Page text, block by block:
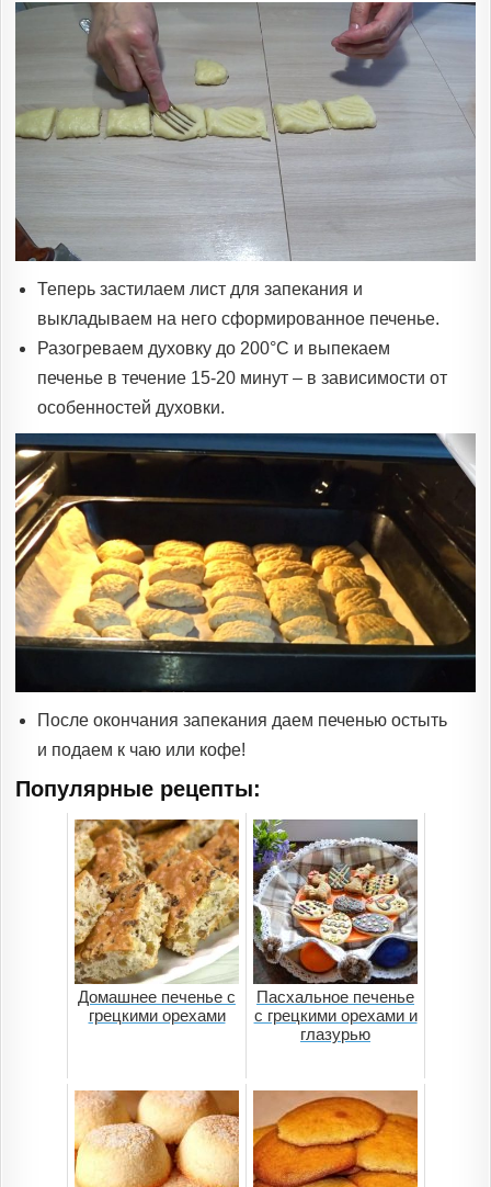
Теперь застилаем лист для запекания и
выкладываем на него сформированное печенье.
Разогреваем духовку до 200°C и выпекаем
печенье в течение 15-20 минут – в зависимости от
особенностей духовки.
После окончания запекания даем печенью остыть
и подаем к чаю ​​или кофе!
Популярные рецепты:
Домашнее печенье с
грецкими орехами
Пасхальное печенье
с грецкими орехами и
глазурью